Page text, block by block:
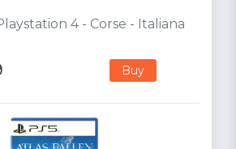
4 - Corse - Italiana
Buy